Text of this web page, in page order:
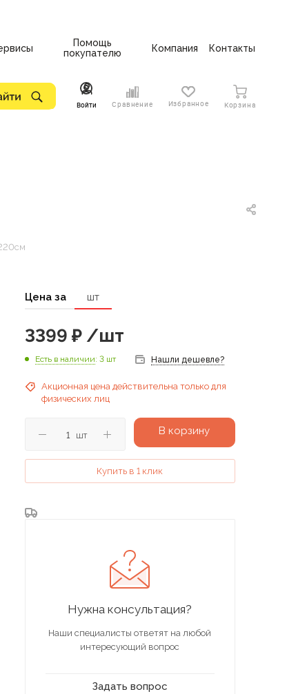
Помощь
покупателю
Компания Контакты
Войти Сравнение Избранное Корзина
Цена за шт
3399 ₽/шт
Есть в наличии: 3 шт Нашли дешевле?
Акционная цена действительна только для
физических лиц
шт В корзину
Купить в 1 клик
Нужна консультация?
Наши специалисты ответят на любой
интересующий вопрос
Задать вопрос